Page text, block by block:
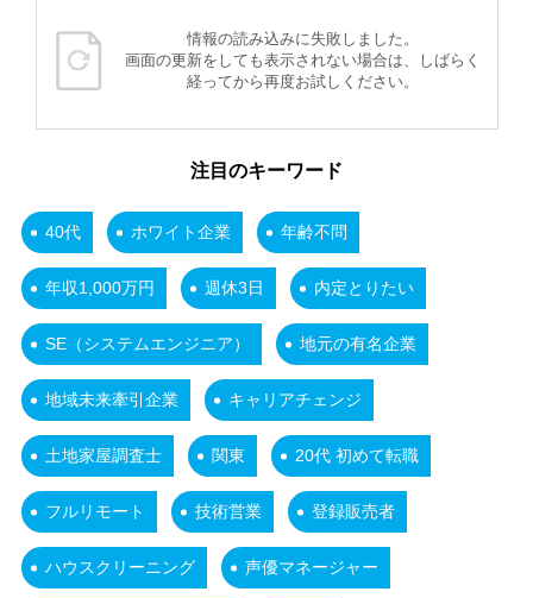
情報の読み込みに失敗しました。
画面の更新をしても表示されない場合は、しばらく
経ってから再度お試しください。
注目のキーワード
40代 ホワイト企業 年齢不問
年収1,000万円 週休3日 内定とりたい
SE（システムエンジニア） 地元の有名企業
地域未来牽引企業 キャリアチェンジ
土地家屋調査士 関東 20代 初めて転職
フルリモート 技術営業 登録販売者
ハウスクリーニング 声優マネージャー